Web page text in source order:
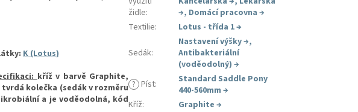
K (Lotus)
kříž v barvě Graphite,
kolečka (sedák v rozměru
a je voděodolná, kód
židle:
→, Domácí pracovna →
Textilie: Lotus - třída 1→
Sedák:
Nastavení výšky→,
Antibakteriální
(voděodolný) →
? Píst:
Standard Saddle Pony
440-560mm →
Kříž: Graphite →